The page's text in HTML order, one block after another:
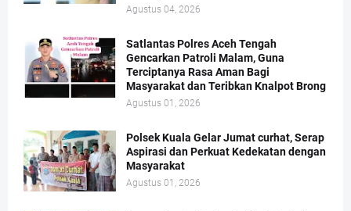
Agustus 04, 2026
Satlantas Polres Aceh Tengah
Gencarkan Patroli Malam, Guna
Terciptanya Rasa Aman Bagi
Masyarakat dan Teribkan Knalpot Brong
Agustus 01, 2026
Polsek Kuala Gelar Jumat curhat, Serap
Aspirasi dan Perkuat Kedekatan dengan
Masyarakat
Agustus 01, 2026